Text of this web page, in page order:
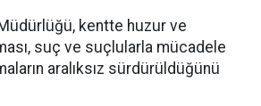
kentte huzur ve
suç ve suçlularla mücadele
aralıksız sürdürüldüğünü